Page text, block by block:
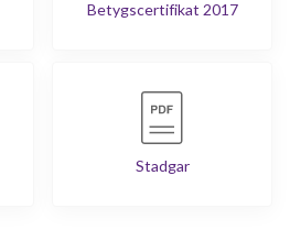
Betygscertifikat 2017
Stadgar